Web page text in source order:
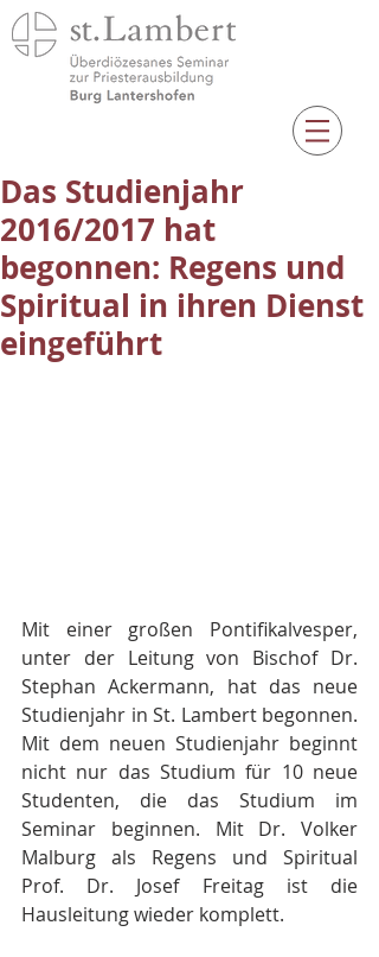
Das Studienjahr
2016/2017 hat
begonnen: Regens und
Spiritual in ihren Dienst
eingeführt
Mit einer großen Pontifikalvesper,
unter der Leitung von Bischof Dr.
Stephan Ackermann, hat das neue
Studienjahr in St. Lambert begonnen.
Mit dem neuen Studienjahr beginnt
nicht nur das Studium für 10 neue
Studenten, die das Studium im
Seminar beginnen. Mit Dr. Volker
Malburg als Regens und Spiritual
Prof. Dr. Josef Freitag ist die
Hausleitung wieder komplett.